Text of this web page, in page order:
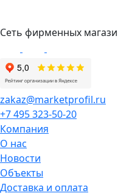
Сеть фирменных
zakaz@marketprofil.ru
+7 495 323-50-20
Компания
О нас
Новости
Объекты
Доставка и оплата